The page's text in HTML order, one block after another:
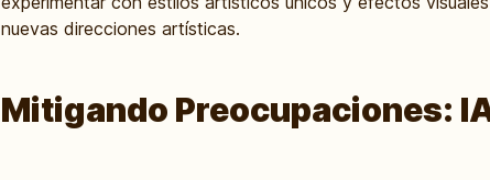
nuevas direcciones artísticas.
Mitigando Preocupaciones: